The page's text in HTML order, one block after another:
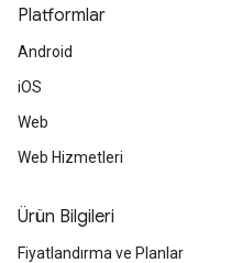
Platformlar
Android
iOS
Web
Web Hizmetleri
Ürün Bilgileri
Fiyatlandırma ve Planlar